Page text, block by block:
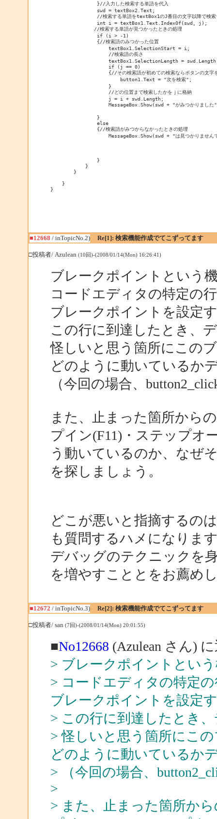
                }//入力した検索する単語を代入
                swd = textBox2.Text;
                //検索する単語をtextBox1のJ番目の文字以降で検索
                int i = textBox1.Text.IndexOf(swd, j);
               //検索する単語が見つかったときの処理
                if (i > -1)
                {//検索語のみつかった位置
                    textBox1.SelectionStart = i;
                    //検索語の長さ
textBox1.SelectionLength =
                    if (j == 0)
{//その検索語が初めての検索ならボタンの文字
                        button1.Text = "次を検索";
                    }
                    //どの位置まで検索したかをｊに格納
                    j = i + swd.Length;
MessageBox.Show(swd + "がみつかりました
                }
                else
                {//検索語がみつからなかったときの処理
MessageBox.Show(swd + "は見つかりません
                }
            }
        }
    }
}
■12668 / inTopicNo.2) Re[1]: 検索機能作成でてこずってます
□投稿者/ Azulean (10回)-(2008/01/14(Mon) 16:26:41)
ブレークポイントという
コードエディタの特定の
ブレークポイントを設定
この行に到達したとき、
怪しいと思う箇所にこの
どのように動いているか
（今回の場合、
また、止まった箇所から
プイン(F11)・ステップオ
う動いているのか、なぜ
を探しましょう。
どこが悪いと指摘するの
も質問するハメになりま
デバッグのテクニックを
を増やすこととをお薦め
■12672 / inTopicNo.3) Re[2]: 検索機能作成でてこずってます
□投稿者/ san (7回)-(2008/01/14(Mon) 20:01:55)
■No12668 (Azulean さん)
> ブレークポイントとい
> コードエディタの特定
ブレークポイントを設定
> この行に到達したとき
> 怪しいと思う箇所にこ
どのように動いているか
> （今回の場合、
>
> また、止まった箇所か